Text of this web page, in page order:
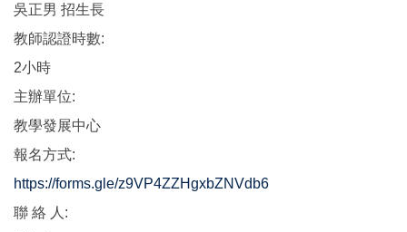
吳正男 招生長
教師認證時數:
2小時
主辦單位:
教學發展中心
報名方式:
https://forms.gle/z9VP4ZZHgxbZNVdb6
聯 絡 人: